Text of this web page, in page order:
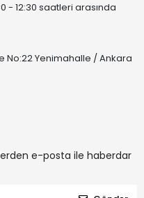
- 12:30 saatleri arasında
No:22 Yenimahalle / Ankara
e-posta ile haberdar